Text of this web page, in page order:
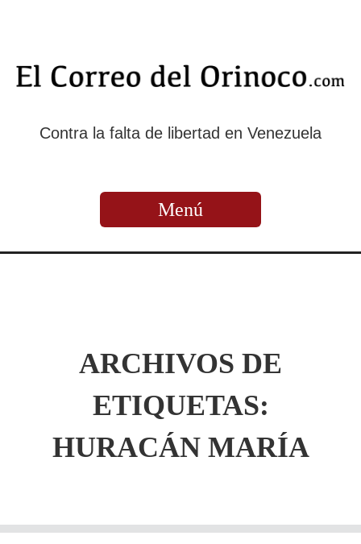
Contra la falta de libertad en Venezuela
Menú
ARCHIVOS DE
ETIQUETAS:
HURACÁN MARÍA